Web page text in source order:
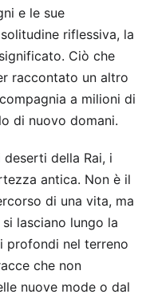
e le sue
riflessiva, la
Ciò che
raccontato un altro
a milioni di
di nuovo domani.
della Rai, i
antica. Non è il
di una vita, ma
lasciano lungo la
profondi nel terreno
che non
nuove mode o dal